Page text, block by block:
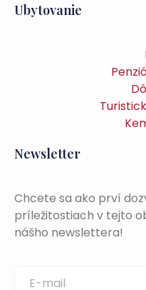
Ubytovanie
Newsletter
Chcete sa ako prví
príležitostiach v tejto
nášho newslettera!